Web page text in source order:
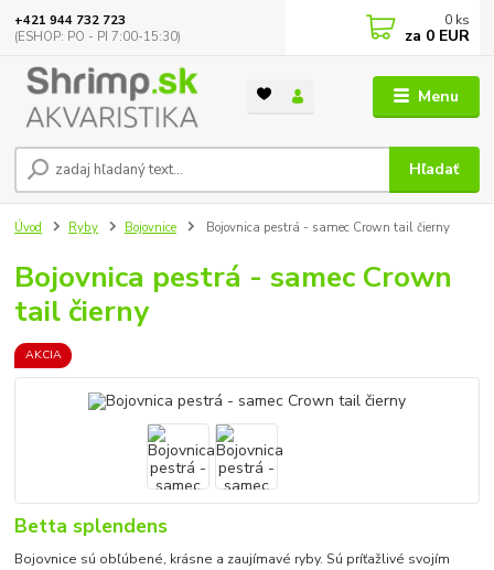
Menu
Hľadať
+421 944 732 723
(ESHOP: PO - PI 7:00-15:30)
0 ks
za 0 EUR
Úvod Ryby Bojovnice Bojovnica pestrá - samec Crown tail čierny
Bojovnica pestrá - samec Crown
tail čierny
AKCIA
Betta splendens
Bojovnice sú obľúbené, krásne a zaujímavé ryby. Sú príťažlivé svojím